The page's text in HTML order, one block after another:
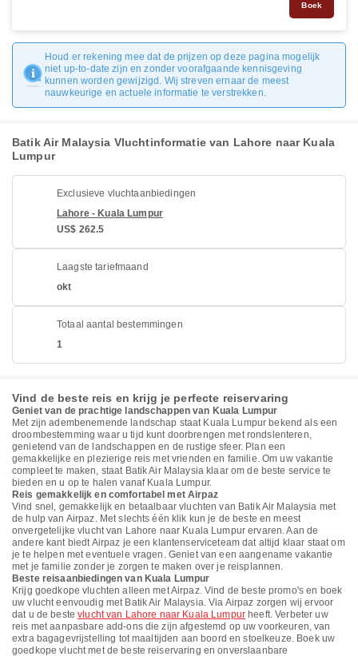
Boek
Houd er rekening mee dat de prijzen op deze pagina mogelijk
niet up-to-date zijn en zonder voorafgaande kennisgeving
kunnen worden gewijzigd. Wij streven ernaar de meest
nauwkeurige en actuele informatie te verstrekken.
Batik Air Malaysia Vluchtinformatie van Lahore naar Kuala
Lumpur
Exclusieve vluchtaanbiedingen
Lahore - Kuala Lumpur
US$ 262.5
Laagste tariefmaand
okt
Totaal aantal bestemmingen
1
Vind de beste reis en krijg je perfecte reiservaring
Geniet van de prachtige landschappen van Kuala Lumpur
Met zijn adembenemende landschap staat Kuala Lumpur bekend als een
droombestemming waar u tijd kunt doorbrengen met rondslenteren,
genietend van de landschappen en de rustige sfeer. Plan een
gemakkelijke en plezierige reis met vrienden en familie. Om uw vakantie
compleet te maken, staat Batik Air Malaysia klaar om de beste service te
bieden en u op te halen vanaf Kuala Lumpur.
Reis gemakkelijk en comfortabel met Airpaz
Vind snel, gemakkelijk en betaalbaar vluchten van Batik Air Malaysia met
de hulp van Airpaz. Met slechts één klik kun je de beste en meest
onvergetelijke vlucht van Lahore naar Kuala Lumpur ervaren. Aan de
andere kant biedt Airpaz je een klantenserviceteam dat altijd klaar staat om
je te helpen met eventuele vragen. Geniet van een aangename vakantie
met je familie zonder je zorgen te maken over je reisplannen.
Beste reisaanbiedingen van Kuala Lumpur
Krijg goedkope vluchten alleen met Airpaz. Vind de beste promo's en boek
uw vlucht eenvoudig met Batik Air Malaysia. Via Airpaz zorgen wij ervoor
dat u de bestevlucht van Lahore naar Kuala Lumpur heeft. Verbeter uw
reis met aanpasbare add-ons die zijn afgestemd op uw voorkeuren, van
extra bagagevrijstelling tot maaltijden aan boord en stoelkeuze. Boek uw
goedkope vlucht met de beste reiservaring en onverslaanbare